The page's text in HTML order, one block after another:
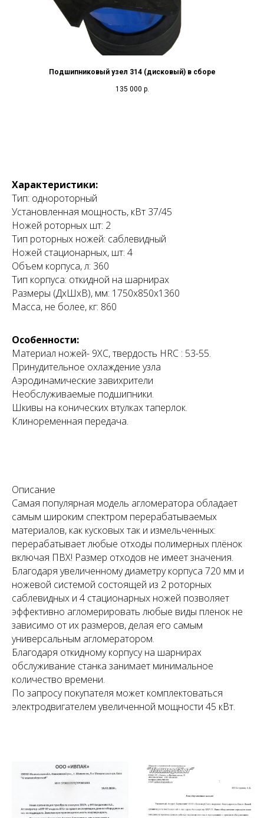
Подшипниковый узел 314 (дисковый) в сборе
135 000 р.
Характеристики:
Тип: однороторный
Установленная мощность, кВт 37/45
Ножей роторных шт: 2
Тип роторных ножей: саблевидный
Ножей стационарных, шт: 4
Объем корпуса, л: 360
Тип корпуса: откидной на шарнирах
Размеры (ДхШхВ), мм: 1750х850х1360
Масса, не более, кг: 860
Особенности:
Материал ножей- 9ХС, твердость HRC : 53-55.
Принудительное охлаждение узла
Аэродинамические завихрители
Необслуживаемые подшипники.
Шкивы на конических втулках таперлок.
Клиноременная передача.
Описание
Самая популярная модель агломератора обладает
самым широким спектром перерабатываемых
материалов, как кусковых так и измельченных:
перерабатывает любые отходы полимерных плёнок
включая ПВХ! Размер отходов не имеет значения.
Благодаря увеличенному диаметру корпуса 720 мм и
ножевой системой состоящей из 2 роторных
саблевидных и 4 стационарных ножей позволяет
эффективно агломерировать любые виды пленок не
зависимо от их размеров, делая его самым
универсальным агломератором.
Благодаря откидному корпусу на шарнирах
обслуживание станка занимает минимальное
количество времени.
По запросу покупателя может комплектоваться
электродвигателем увеличенной мощности 45 кВт.